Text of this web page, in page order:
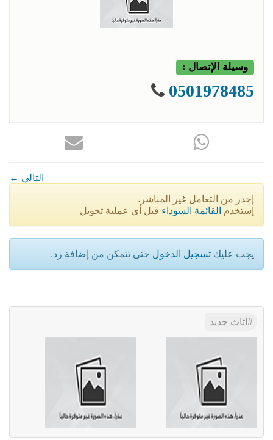
وسيلة الإتصال :
0501978485
← التالي
إحذر من التعامل غير المباشر.
إستخدم القائمة السوداء قبل أي عملية تحويل
يجب عليك تسجيل الدخول حتى تتمكن من إضافة رد.
اثاث جديد